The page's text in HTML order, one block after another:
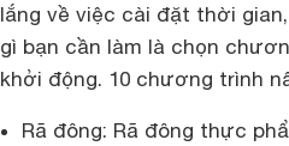
lắng về việc cài đặt thời
gì bạn cần làm là chọn
khởi động. 10 chương trình
Rã đông: Rã đông thực